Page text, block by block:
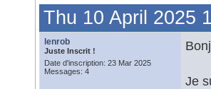
Thu 10 April 2025
lenrob
Juste Inscrit !
Date d'inscription: 23 Mar 2025
Messages: 4
Je